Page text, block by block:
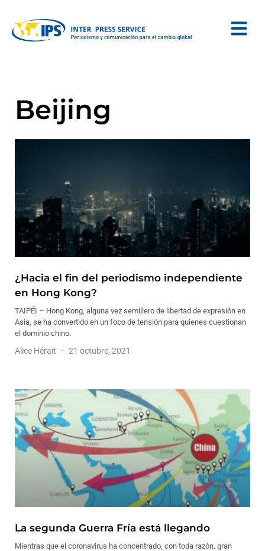
Beijing
¿Hacia el fin del periodismo independiente
en Hong Kong?
TAIPÉI – Hong Kong, alguna vez semillero de libertad de expresión en
Asia, se ha convertido en un foco de tensión para quienes cuestionan
el dominio chino.
Alice Hérait 21 octubre, 2021
La segunda Guerra Fría está llegando
Mientras que el coronavirus ha concentrado, con toda razón, gran